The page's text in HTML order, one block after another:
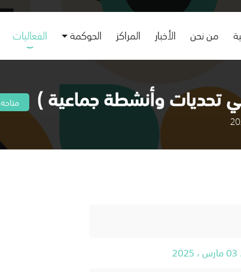
من نحن الأخبار المراكز الحوكمة الفعاليات
تحديات وأنشطة جماعية ) متاحة